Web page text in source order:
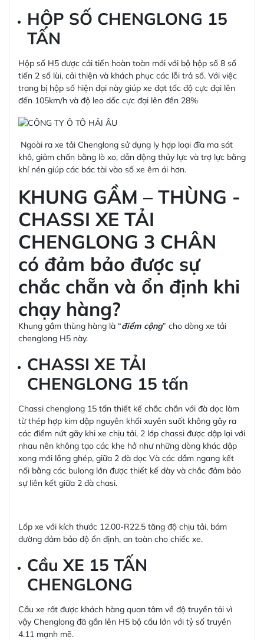
HỘP SỐ CHENGLONG 15
TẤN
Hộp số H5 được cải tiến hoàn toàn mới với bộ hộp số 8 số
tiến 2 số lùi, cải thiện và khách phục các lỗi trả số. Với việc
trang bị hộp số hiện đại này giúp xe đạt tốc độ cực đại lên
đến 105km/h và độ leo dốc cực đại lên đến 28%
Ngoài ra xe tải Chenglong sử dụng ly hợp loại đĩa ma sát
khô, giảm chấn bằng lò xo, dẫn động thủy lực và trợ lực bằng
khí nén giúp các bác tài vào số xe êm ái hơn.
KHUNG GẦM – THÙNG -
CHASSI XE TẢI
CHENGLONG 3 CHÂN
có đảm bảo được sự
chắc chẵn và ổn định khi
chạy hàng?
Khung gầm thùng hàng là “điểm cộng” cho dòng xe tải
chenglong H5 này.
CHASSI XE TẢI
CHENGLONG 15 tấn
Chassi chenglong 15 tấn thiết kế chắc chắn với đà dọc làm
từ thép hợp kim dập nguyên khối xuyên suốt không gây ra
các điểm nứt gãy khi xe chịu tải, 2 lớp chassi được dập lại với
nhau nên không tạo các khe hở như những dòng khác dập
xong mới lồng ghép, giữa 2 đà dọc Và các dầm ngang kết
nối bằng các bulong lớn được thiết kế dày và chắc đảm bảo
sự liên kết giữa 2 đà chasi.
Lốp xe với kích thước 12.00-R22.5 tăng độ chịu tải, bám
đường đảm bảo độ ổn định, an toàn cho chiếc xe.
Cầu XE 15 TẤN
CHENGLONG
Cầu xe rất được khách hàng quan tâm về độ truyền tải vì
vậy Chenglong đã gắn lên H5 bộ cầu lớn với tỷ số truyền
4.11 mạnh mẽ.